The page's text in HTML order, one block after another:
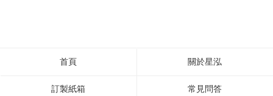
首頁 關於星泓
訂製紙箱 常見問答